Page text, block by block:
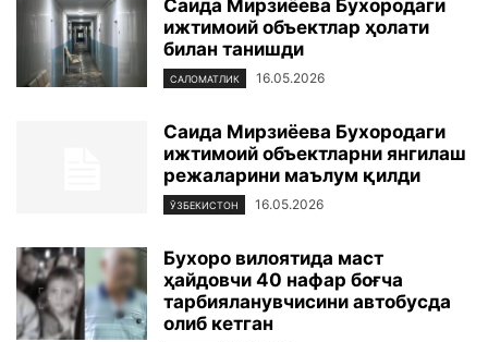
Саида Мирзиёева Бухородаги
ижтимоий объектлар ҳолати
билан танишди
САЛОМАТЛИК 16.05.2026
Саида Мирзиёева Бухородаги
ижтимоий объектларни янгилаш
режаларини маълум қилди
ЎЗБЕКИСТОН 16.05.2026
Бухоро вилоятида маст
ҳайдовчи 40 нафар боғча
тарбияланувчисини автобусда
олиб кетган